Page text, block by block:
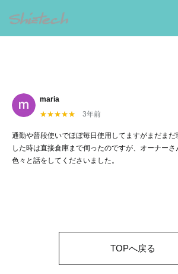
maria
3年前
通勤や普段使いでほぼ毎日使用してますがまだまだ
した時は直接倉庫まで伺ったのですが、オーナー
色々と話をしてくださいました。
TOPへ戻る